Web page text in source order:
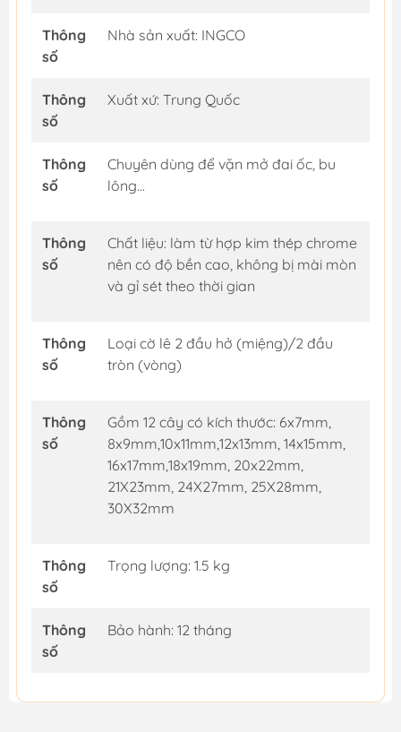
Thông
số
Nhà sản xuất: INGCO
Thông
số
Xuất xứ: Trung Quốc
Thông
số
Chuyên dùng để vặn mở đai ốc, bu
lông...
Thông
số
Chất liệu: làm từ hợp kim thép chrome
nên có độ bền cao, không bị mài mòn
và gỉ sét theo thời gian
Thông
số
Loại cờ lê 2 đầu hở (miệng)/2 đầu
tròn (vòng)
Thông
số
Gồm 12 cây có kích thước: 6x7mm,
8x9mm,10x11mm,12x13mm, 14x15mm,
16x17mm,18x19mm, 20x22mm,
21X23mm, 24X27mm, 25X28mm,
30X32mm
Thông
số
Trọng lượng: 1.5 kg
Thông
số
Bảo hành: 12 tháng